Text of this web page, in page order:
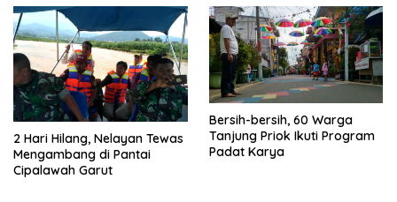
2 Hari Hilang, Nelayan Tewas
Mengambang di Pantai
Cipalawah Garut
Bersih-bersih, 60 Warga
Tanjung Priok Ikuti Program
Padat Karya